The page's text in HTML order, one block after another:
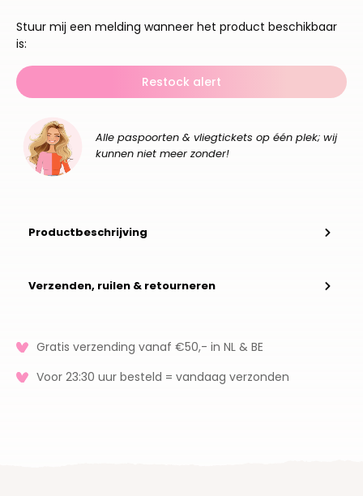
Stuur mij een melding wanneer het product beschikbaar
is:
Restock alert
Alle paspoorten & vliegtickets op één plek; wij
kunnen niet meer zonder!
Productbeschrijving
Verzenden, ruilen & retourneren
Gratis verzending vanaf €50,- in NL & BE
Voor 23:30 uur besteld = vandaag verzonden